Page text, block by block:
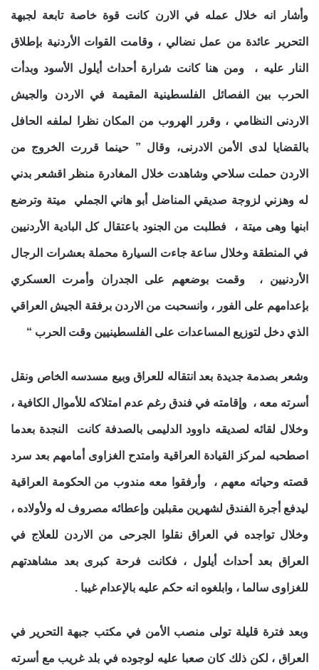
وأشار انه خلال عمله في الارن كانت قوة خاصة تابعة لجبهة
التحرير عائدة من عمل نضالي ، وقامت القوات الأردنية بإطلاق
النار عليه ، ومن هنا كانت شرارة أحداث أيلول الأسود وبدأت
الحرب بين الفصائل الفلسطينية المقيمة في الاردن والجيش
الاردنى النظامي ، وقرر الهروب من المكان نظرا لملفه الحافل
بالقضايا لدى الأمن الادرنى، وقال ” حينما قررت الخروج من
الاردن حملت سلاحي وشاهدت خلال المغادرة منظر اقشعر بدني
له وهزني لزوجة صديقي المناضل أبو هاني الجملي ميتة وترضع
ابنها وهى ميتة ، فطلبت من الجنود باعتقال كل البادية الأردنيين
في المنطقة وخلال ساعة جاءت السيارة محملة بعشرات الرجال
الأردنيين ، وقمت بوضعهم على الجدران وأمرت العسكري
بإعدامهم على الفور ، وانسحبت من الاردن برفقة الجيش العراقي
الذي دخل لتوزيع المساعدات على الفلسطينيين وقت الحرب “
وشعر بصدمة جديدة بعد انتقاله للعراق وبيع مسدسه الخاص ونقل
أسرته معه ، وإقامته في فندق رغم عدم امتلاكه للأموال الكافية ،
وخلال لقائه لصديقه داوود الدليمى بالصدفة كانت النجدة بعدما
اصطحبه لمركز القيادة العراقية وامتدح الغزاوى أمامهم بعد سرد
قصته وحياته معهم ، وأرفقوا معه مندوب من الحكومة العراقية
ليدفع أجرة الفندق لشهرين مقبلين وإعطائه مصروف له ولأولاده ،
وخلال تواجده في العراق نقلوا الجرحى من الاردن للعلاج في
العراق بعد أحداث أيلول ، فكانت فرحة كبرى بعد مشاهدتهم
للغزاوى سالما ، وابلغوه انه حكم عليه بالإعدام غيبا .
وبعد فترة قليلة تولى منصب الأمن في مكتب جبهة التحرير في
العراق ، لكن ذلك كان صعبا عليه لوجوده في بلد غريب مع أسرته